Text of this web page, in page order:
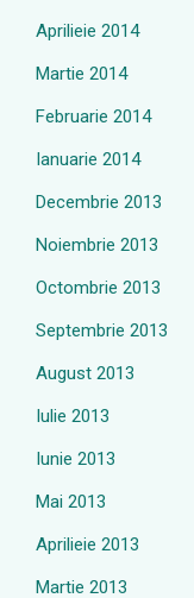
Aprilieie 2014
Martie 2014
Februarie 2014
Ianuarie 2014
Decembrie 2013
Noiembrie 2013
Octombrie 2013
Septembrie 2013
August 2013
Iulie 2013
Iunie 2013
Mai 2013
Aprilieie 2013
Martie 2013